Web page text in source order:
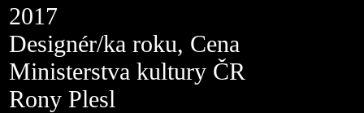
2017
Designér/ka roku, Cena
Ministerstva kultury ČR
Rony Plesl